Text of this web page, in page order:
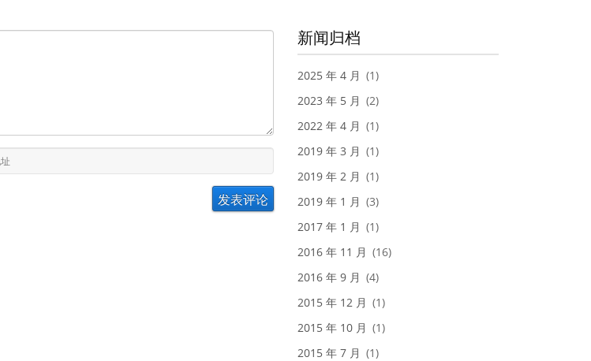
新闻归档
2025 年 4 月 (1)
2023 年 5 月 (2)
2022 年 4 月 (1)
2019 年 3 月 (1)
2019 年 2 月 (1)
2019 年 1 月 (3)
2017 年 1 月 (1)
2016 年 11 月 (16)
2016 年 9 月 (4)
2015 年 12 月 (1)
2015 年 10 月 (1)
2015 年 7 月 (1)